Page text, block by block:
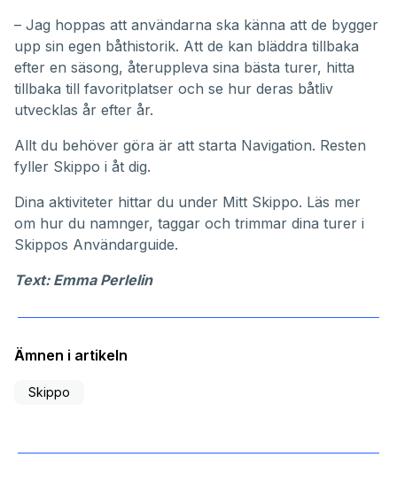
– Jag hoppas att användarna ska känna att de bygger
upp sin egen båthistorik. Att de kan bläddra tillbaka
efter en säsong, återuppleva sina bästa turer, hitta
tillbaka till favoritplatser och se hur deras båtliv
utvecklas år efter år.
Allt du behöver göra är att starta Navigation. Resten
fyller Skippo i åt dig.
Dina aktiviteter hittar du under Mitt Skippo. Läs mer
om hur du namnger, taggar och trimmar dina turer i
Skippos Användarguide.
Text: Emma Perlelin
Ämnen i artikeln
Skippo